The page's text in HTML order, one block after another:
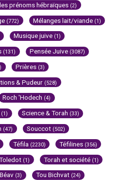
prénoms hébraïques (2)
(772) Mélanges lait/viande (1)
Musique juive (1)
(131) Pensée Juive (3087)
Prières (3)
& Pudeur (528)
Roch 'Hodech (4)
(1) Science & Torah (33)
(47) Souccot (502)
Téfila (2230) Téfilines (356)
(1) Torah et société (1)
(3) Tou Bichvat (24)